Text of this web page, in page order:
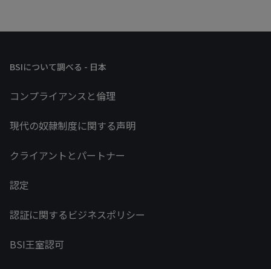
BSIについて調べる - 日本
コンプライアンスと倫理
現代の奴隷制度に関する声明
クライアントとパートナー
認定
認証に関するビジネスポリシー
BSI王室認可